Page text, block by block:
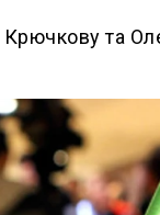
Крючкову та